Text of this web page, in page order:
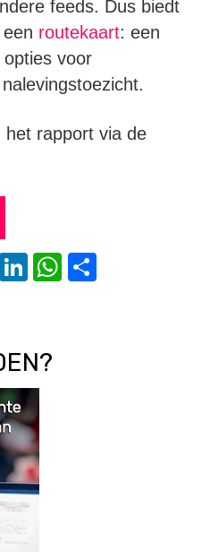
feeds. Dus biedt
routekaart: een
voor
het rapport via de
Facebook
LinkedIn
WhatsApp